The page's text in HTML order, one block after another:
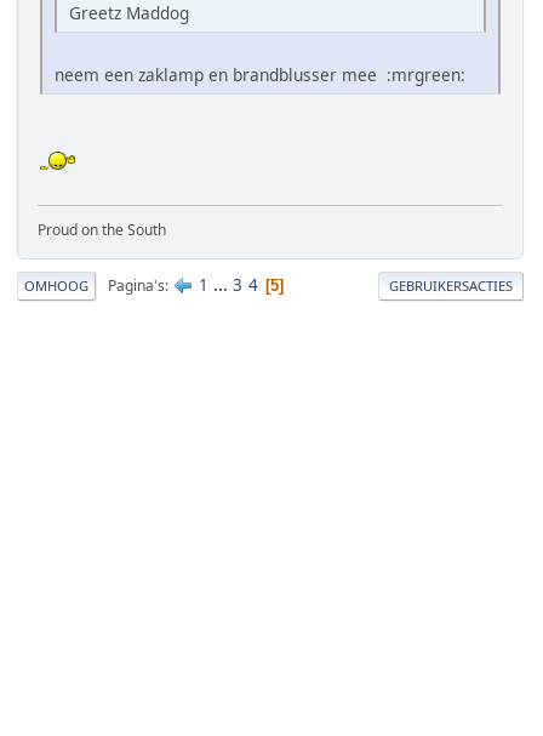
Greetz Maddog
neem een zaklamp en brandblusser mee :mrgreen:
Proud on the South
OMHOOG Pagina's 1 ... 3 4 5 GEBRUIKERSACTIES